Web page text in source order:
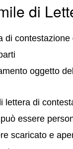
di
di
oggetto
lettera di
essere
scaricato e